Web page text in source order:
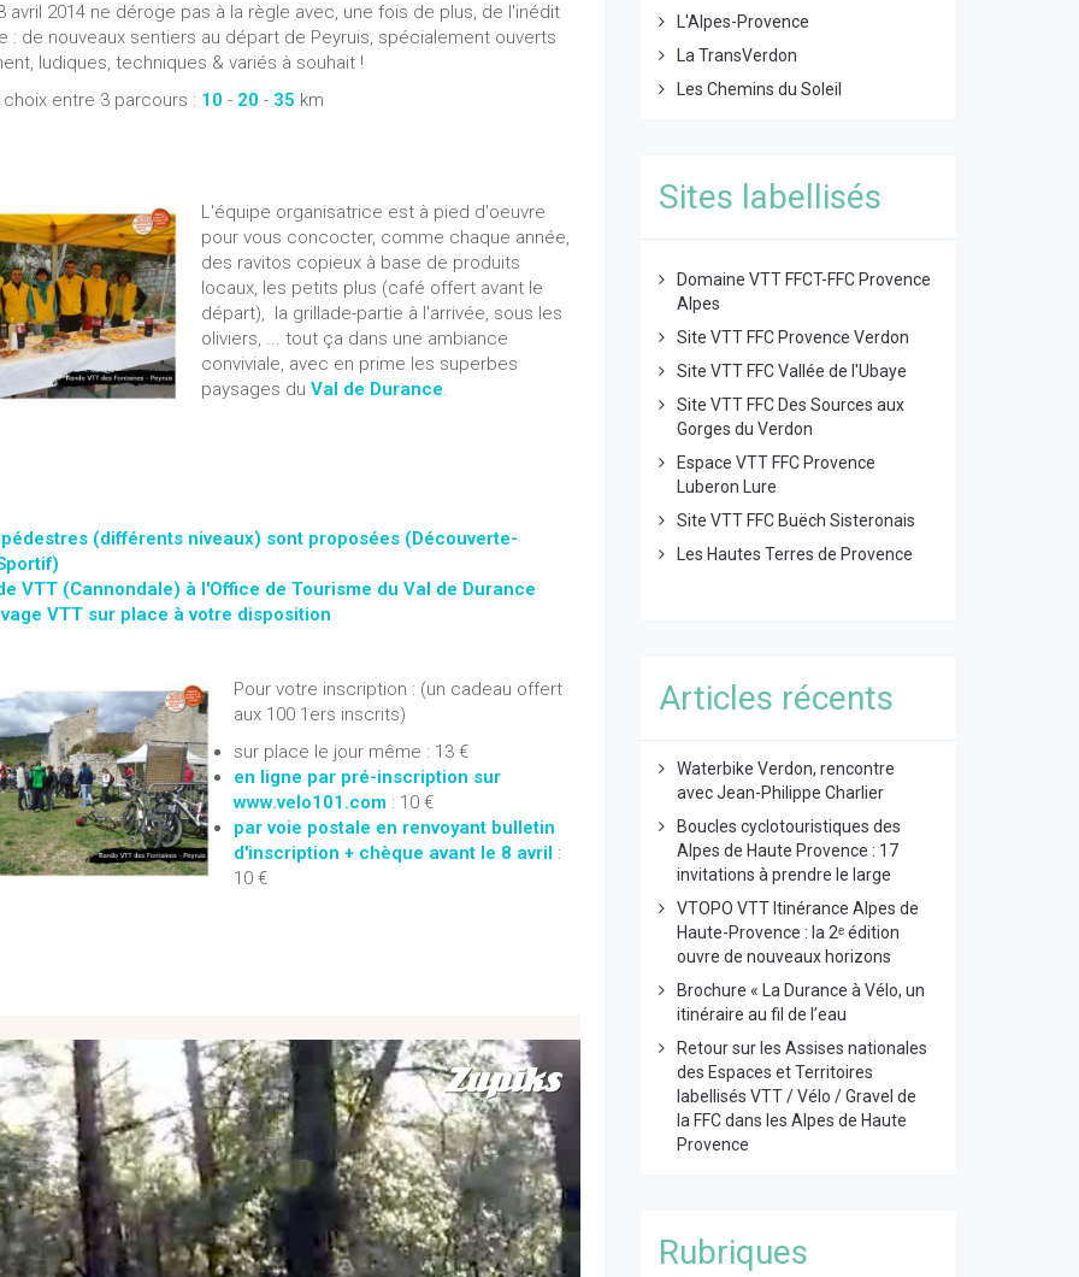
avril 2014 ne déroge pas à la règle avec, une fois de plus, de l'inédit
: de nouveaux sentiers au départ de Peyruis, spécialement ouverts
ludiques, techniques & variés à souhait !
entre 3 parcours : 10 - 20 - 35 km
L'équipe organisatrice est à pied d'oeuvre
pour vous concocter, comme chaque année,
des ravitos copieux à base de produits
locaux, les petits plus (café offert avant le
départ), la grillade-partie à l'arrivée, sous les
oliviers, ... tout ça dans une ambiance
conviviale, avec en prime les superbes
paysages du Val de Durance.
(différents niveaux) sont proposées (Découverte-
VTT (Cannondale) à l'Office de Tourisme du Val de Durance
VTT sur place à votre disposition
Pour votre inscription : (un cadeau offert
aux 100 1ers inscrits)
sur place le jour même : 13 €
en ligne par pré-inscription sur
www.velo101.com : 10 €
par voie postale en renvoyant bulletin
d'inscription + chèque avant le 8 avril :
10 €
L'Alpes-Provence
La TransVerdon
Les Chemins du Soleil
Sites labellisés
Domaine VTT FFCT-FFC Provence
Alpes
Site VTT FFC Provence Verdon
Site VTT FFC Vallée de l'Ubaye
Site VTT FFC Des Sources aux
Gorges du Verdon
Espace VTT FFC Provence
Luberon Lure
Site VTT FFC Buëch Sisteronais
Les Hautes Terres de Provence
Articles récents
Waterbike Verdon, rencontre
avec Jean-Philippe Charlier
Boucles cyclotouristiques des
Alpes de Haute Provence : 17
invitations à prendre le large
VTOPO VTT Itinérance Alpes de
Haute-Provence : la 2ᵉ édition
ouvre de nouveaux horizons
Brochure « La Durance à Vélo, un
itinéraire au fil de l’eau
Retour sur les Assises nationales
des Espaces et Territoires
labellisés VTT / Vélo / Gravel de
la FFC dans les Alpes de Haute
Provence
Rubriques